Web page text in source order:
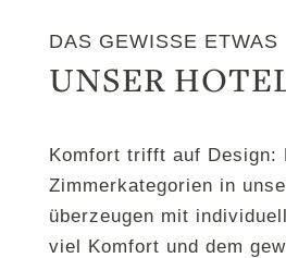
DAS GEWISSE ETWAS
UNSER
Komfort trifft auf Design:
Zimmerkategorien in
überzeugen mit
viel Komfort und dem